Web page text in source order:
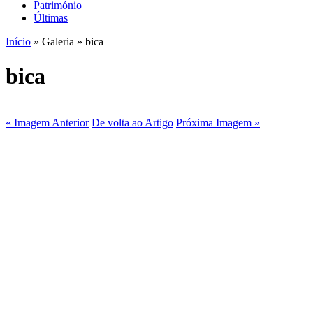
Património
Últimas
Início » Galeria » bica
bica
« Imagem Anterior De volta ao Artigo Próxima Imagem »